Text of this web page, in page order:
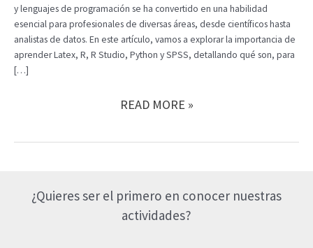
y lenguajes de programación se ha convertido en una habilidad
esencial para profesionales de diversas áreas, desde científicos hasta
analistas de datos. En este artículo, vamos a explorar la importancia de
aprender Latex, R, R Studio, Python y SPSS, detallando qué son, para
[…]
LA
R,
R
READ MORE »
¿Quieres ser el primero en conocer nuestras
actividades?